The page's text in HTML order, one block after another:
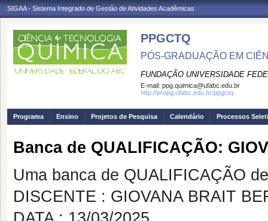
SIGAA - Sistema Integrado de Gestão de Atividades Acadêmicas
PPGCTQ
PÓS-GRADUAÇÃO EM
FUNDAÇÃO UNIVERSIDADE
E-mail: ppg.quimica@ufabc.edu.br
http://propg.ufabc.edu.br/ppgctq
Programa Ensino Projetos de Pesquisa Calendário Processos
Banca de QUALIFICAÇÃO:
Uma banca de QUALIFICAÇÃO
DISCENTE : GIOVANA BRAIT